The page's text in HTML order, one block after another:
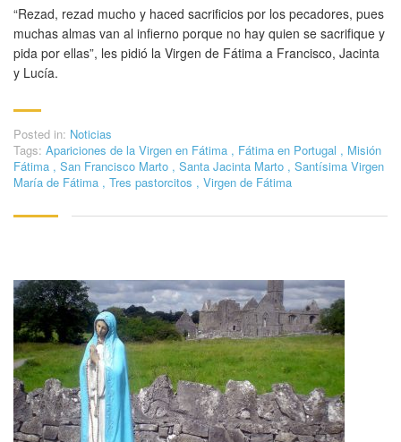
“Rezad, rezad mucho y haced sacrificios por los pecadores, pues
muchas almas van al infierno porque no hay quien se sacrifique y
pida por ellas”, les pidió la Virgen de Fátima a Francisco, Jacinta
y Lucía.
Posted in: Noticias
Tags: Apariciones de la Virgen en Fátima , Fátima en Portugal , Misión
Fátima , San Francisco Marto , Santa Jacinta Marto , Santísima Virgen
María de Fátima , Tres pastorcitos , Virgen de Fátima